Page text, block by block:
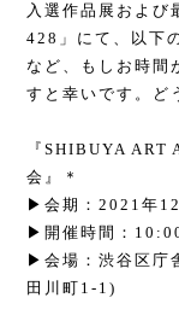
入選作品展および
428」にて、以下
など、もしお時間
すと幸いです。ど
『SHIBUYA ART
会』＊
▶会期：2021年
▶開催時間：
▶会場：渋谷区庁
田川町1-1)